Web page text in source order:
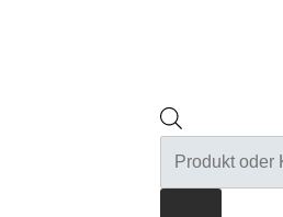
search